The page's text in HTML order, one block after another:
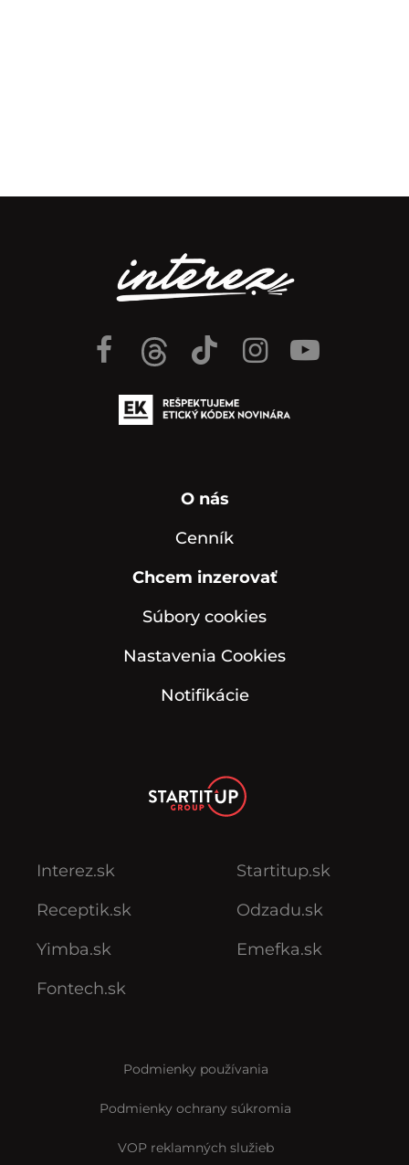
O nás
Cenník
Chcem inzerovať
Súbory cookies
Nastavenia Cookies
Notifikácie
Interez.sk
Receptik.sk
Yimba.sk
Fontech.sk
Startitup.sk
Odzadu.sk
Emefka.sk
Podmienky používania
Podmienky ochrany súkromia
VOP reklamných služieb